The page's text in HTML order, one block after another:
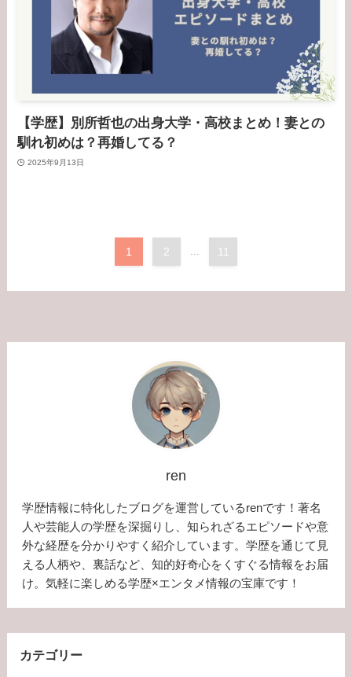
【学歴】別所哲也の出身大学・高校まとめ！妻との
馴れ初めは？再婚してる？
2025年9月13日
1 2 11
ren
学歴情報に特化したブログを運営しているrenです！著名
人や芸能人の学歴を深掘りし、知られざるエピソードや意
外な経歴を分かりやすく紹介しています。学歴を通じて見
える人柄や、裏話など、知的好奇心をくすぐる情報をお届
け。気軽に楽しめる学歴×エンタメ情報の宝庫です！
カテゴリー